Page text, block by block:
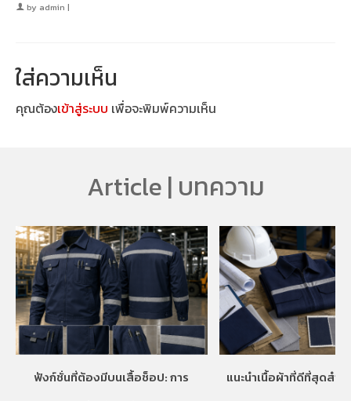
by admin |
ใส่ความเห็น
คุณต้องเข้าสู่ระบบ เพื่อจะพิมพ์ความเห็น
Article | บทความ
ฟังก์ชั่นที่ต้องมีบนเสื้อช็อป: การ
แนะนำเนื้อผ้าที่ดีที่สุดสำ